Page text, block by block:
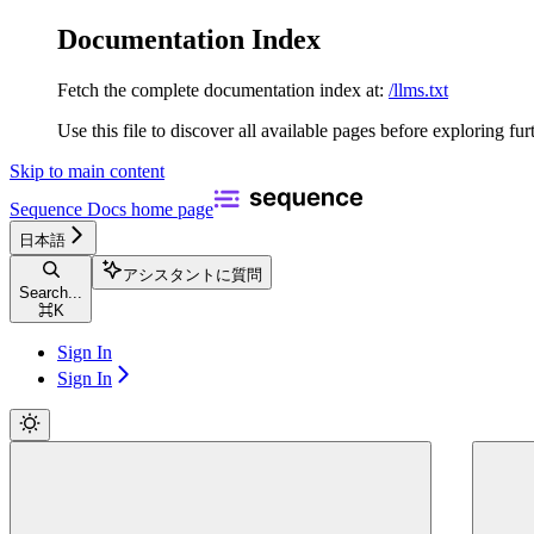
Documentation Index
Fetch the complete documentation index at: /llms.txt
Use this file to discover all available pages before exploring
Skip to main content
Sequence Docs home page
日本語
Search...
⌘K
アシスタントに質問
Sign In
Sign In